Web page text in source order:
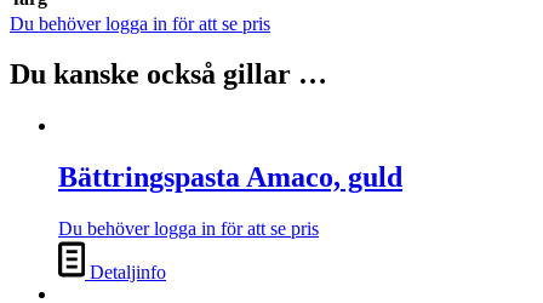
Du behöver logga in för att se pris
Du kanske också gillar …
Bättringspasta Amaco, guld
Du behöver logga in för att se pris
Detaljinfo